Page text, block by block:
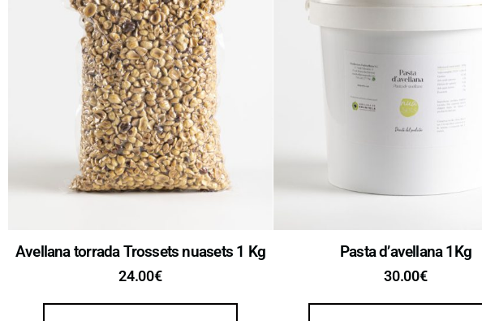
Avellana torrada Trossets nuasets 1 Kg
24.00€
Pasta d’avellana 1Kg
30.00€